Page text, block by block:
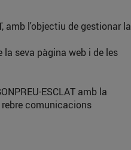
amb l'objectiu de gestionar la
seva pàgina web i de les
ESCLAT amb la
comunicacions